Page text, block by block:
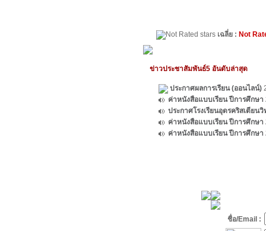
เฉลี่ย : Not
ข่าวประชาสัมพันธ์5 อันดับล่าสุด
ประกาศผลการเรียน (ออนไลน์)
ค่าหนังสือแบบเรียน ปีการศึกษา
ประกาศโรงเรียนอุดรคริสเตียน
ค่าหนังสือแบบเรียน ปีการศึกษา
ค่าหนังสือแบบเรียน ปีการศึกษา
ชื่อ/Email :